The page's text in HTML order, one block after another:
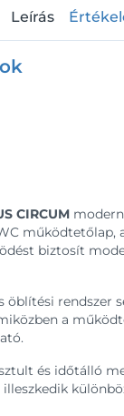
Leírás
CIRCUM
működtetőlap,
biztosít
öblítési rendszer
a
és időtálló